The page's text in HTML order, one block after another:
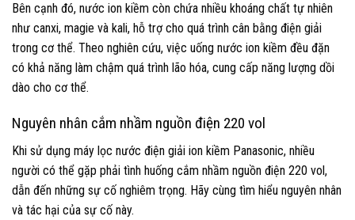
Bên cạnh đó, nước ion kiềm còn chứa nhiều khoáng chất tự nhiên
như canxi, magie và kali, hỗ trợ cho quá trình cân bằng điện giải
trong cơ thể. Theo nghiên cứu, việc uống nước ion kiềm đều đặn
có khả năng làm chậm quá trình lão hóa, cung cấp năng lượng dồi
dào cho cơ thể.
Nguyên nhân cắm nhầm nguồn điện 220 vol
Khi sử dụng máy lọc nước điện giải ion kiềm Panasonic, nhiều
người có thể gặp phải tình huống cắm nhầm nguồn điện 220 vol,
dẫn đến những sự cố nghiêm trọng. Hãy cùng tìm hiểu nguyên nhân
và tác hại của sự cố này.